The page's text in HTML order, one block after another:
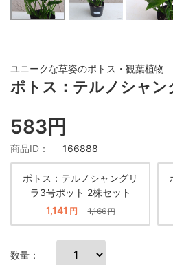
ユニークな草姿のポトス・観葉植物
ポトス：テルノシャン
583円
商品ID： 166888
ポトス：テルノシャングリ
ラ3号ポット 2株セット
1,141 円 1,166円
数量：